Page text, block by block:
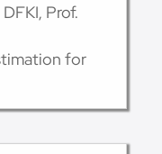
Prof.
for